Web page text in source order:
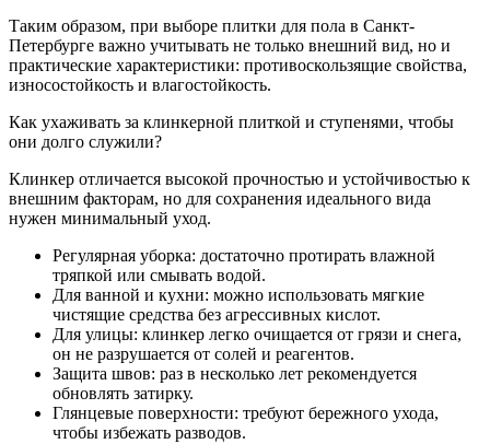
Таким образом, при выборе плитки для пола в Санкт-
Петербурге важно учитывать не только внешний вид, но и
практические характеристики: противоскользящие свойства,
износостойкость и влагостойкость.
Как ухаживать за клинкерной плиткой и ступенями, чтобы
они долго служили?
Клинкер отличается высокой прочностью и устойчивостью к
внешним факторам, но для сохранения идеального вида
нужен минимальный уход.
Регулярная уборка: достаточно протирать влажной
тряпкой или смывать водой.
Для ванной и кухни: можно использовать мягкие
чистящие средства без агрессивных кислот.
Для улицы: клинкер легко очищается от грязи и снега,
он не разрушается от солей и реагентов.
Защита швов: раз в несколько лет рекомендуется
обновлять затирку.
Глянцевые поверхности: требуют бережного ухода,
чтобы избежать разводов.